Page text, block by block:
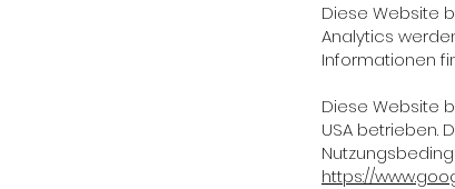
Diese Website
Analytics
Informationen
Diese Website
USA betrieben.
https://